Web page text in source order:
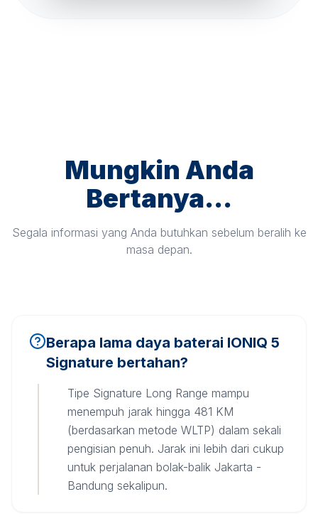
Mungkin Anda
Bertanya...
Segala informasi yang Anda butuhkan sebelum beralih ke
masa depan.
Berapa lama daya baterai IONIQ 5
Signature bertahan?
Tipe Signature Long Range mampu
menempuh jarak hingga 481 KM
(berdasarkan metode WLTP) dalam sekali
pengisian penuh. Jarak ini lebih dari cukup
untuk perjalanan bolak-balik Jakarta -
Bandung sekalipun.